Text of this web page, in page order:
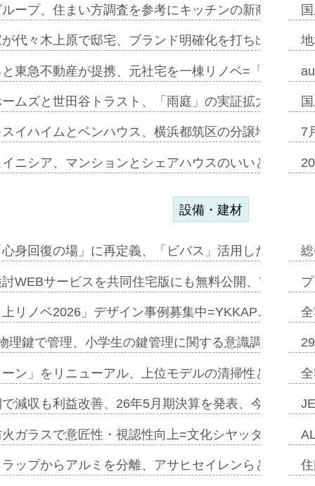
ープ、住まい方調査を参考にキッチンの新商品=「
代々木上原で邸宅、ブランド明確化を打ち出す=年
と東急不動産が提携、元社宅を一棟リノベ=「職住遊
ームズと世田谷トラスト、「雨庭」の実証拡大へ=ガ
イハイムとベンハウス、横浜都筑区の分譲地開発で
イニシア、マンションとシェアハウスのいいとこどり
7
設備・建材
身回復の場」に再定義、「ビバス」活用した新入浴
WEBサービスを共同住宅版にも無料公開、YKKAP
上リノベ2026」デザイン事例募集中=YKKAP…
理鍵で管理、小学生の鍵管理に関する意識調査
ーン」をリニューアル、上位モデルの清掃性と安全
減収も利益改善、26年5月期決算を発表、今期は増
ガラスで意匠性・視認性向上=文化シヤッター…
ップからアルミを分離、アサヒセイレンらと協働開